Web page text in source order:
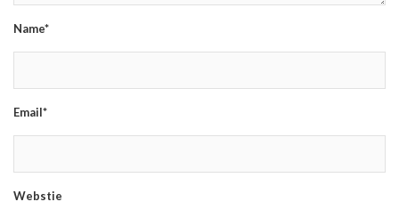
Name*
Email*
Webstie